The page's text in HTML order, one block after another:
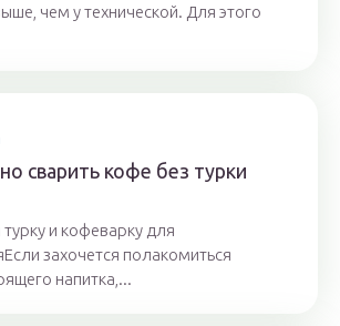
чем у технической. Для этого
сварить кофе без турки
и кофеварку для
захочется полакомиться
напитка,...